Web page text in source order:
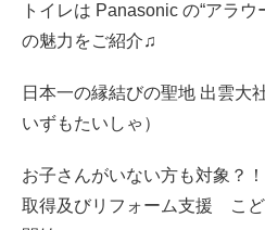
トイレは Panasonic の“アラ
の魅力をご紹介♫
日本一の縁結びの聖地 出雲大
いずもたいしゃ）
お子さんがいない方も対象？
取得及びリフォーム支援 こ